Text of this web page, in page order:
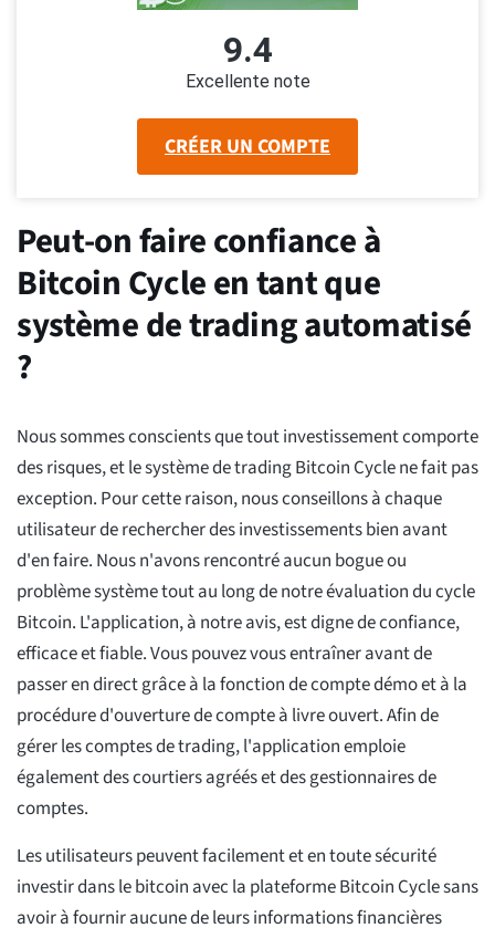
9.4
Excellente note
CRÉER UN COMPTE
Peut-on faire confiance à
Bitcoin Cycle en tant que
système de trading automatisé
?
Nous sommes conscients que tout investissement comporte
des risques, et le système de trading Bitcoin Cycle ne fait pas
exception. Pour cette raison, nous conseillons à chaque
utilisateur de rechercher des investissements bien avant
d'en faire. Nous n'avons rencontré aucun bogue ou
problème système tout au long de notre évaluation du cycle
Bitcoin. L'application, à notre avis, est digne de confiance,
efficace et fiable. Vous pouvez vous entraîner avant de
passer en direct grâce à la fonction de compte démo et à la
procédure d'ouverture de compte à livre ouvert. Afin de
gérer les comptes de trading, l'application emploie
également des courtiers agréés et des gestionnaires de
comptes.
Les utilisateurs peuvent facilement et en toute sécurité
investir dans le bitcoin avec la plateforme Bitcoin Cycle sans
avoir à fournir aucune de leurs informations financières